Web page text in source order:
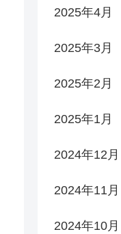
2025年4月
2025年3月
2025年2月
2025年1月
2024年12月
2024年11月
2024年10月